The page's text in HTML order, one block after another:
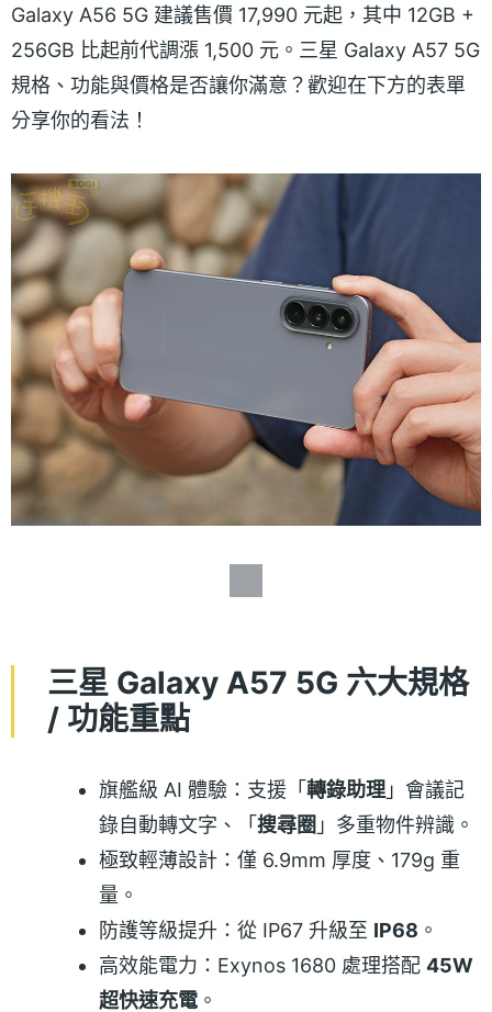
Galaxy A56 5G 建議售價 17,990 元起，其中 12GB +
256GB 比起前代調漲 1,500 元。三星 Galaxy A57 5G
規格、功能與價格是否讓你滿意？歡迎在下方的表單
分享你的看法！
三星 Galaxy A57 5G 六大規格
/ 功能重點
旗艦級 AI 體驗：支援「轉錄助理 」會議記
錄自動轉文字、「搜尋圈 」多重物件辨識。
極致輕薄設計：僅 6.9mm 厚度、179g 重
量。
防護等級提升：從 IP67 升級至 IP68 。
高效能電力：Exynos 1680 處理搭配 45W
超快速充電 。